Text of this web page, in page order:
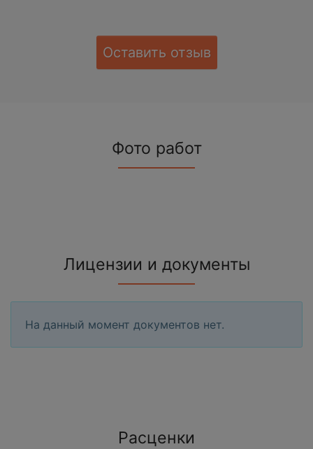
Оставить отзыв
Фото работ
Лицензии и документы
На данный момент документов нет.
Расценки